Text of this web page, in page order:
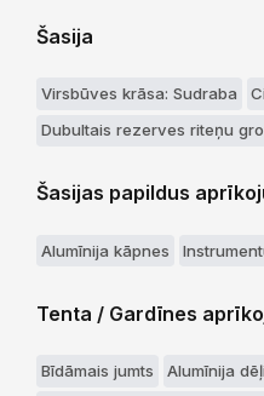
Šasija
Virsbūves krāsa: Sudraba
Dubultais rezerves riteņu
Šasijas papildus
Alumīnija kāpnes
Tenta / Gardīnes
Bīdāmais jumts
Alumīnija dēļi